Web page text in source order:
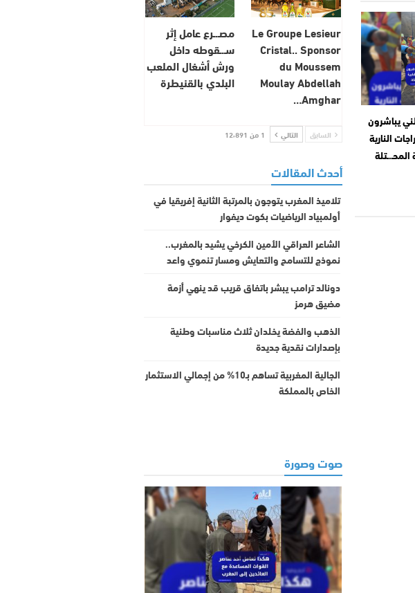
يباشرون
النارية
Le Groupe Lesieur
Cristal.. Sponsor
du Moussem
Moulay Abdellah
Amghar…
مصـ.ـرع عامل إثر
سـ.ـقوطه داخل
ورش أشغال الملعب
البلدي بالقنيطرة
السابق التالي 1 من 12٬891
أحدث المقالات
تلاميذ المغرب يتوجون بالمرتبة الثانية إفريقيا في
أولمبياد الرياضيات بكوت ديفوار
الشاعر العراقي الأمين الكرخي يشيد بالمغرب..
نموذج للتسامح والتعايش ومسار تنموي واعد
دونالد ترامب يبشر باتفاق قريب قد ينهي أزمة
مضيق هرمز
الذهب والفضة يخلدان ثلاث مناسبات وطنية
بإصدارات نقدية جديدة
الجالية المغربية تساهم بـ10% من إجمالي الاستثمار
الخاص بالمملكة
صوت وصورة